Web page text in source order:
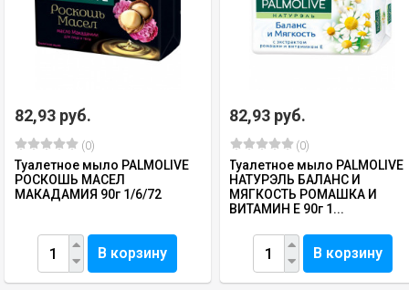
82,93 руб.
(0)
Туалетное мыло PALMOLIVE
РОСКОШЬ МАСЕЛ
МАКАДАМИЯ 90г 1/6/72
В корзину
82,93 руб.
(0)
Туалетное мыло PALMOLIVE
НАТУРЭЛЬ БАЛАНС И
МЯГКОСТЬ РОМАШКА И
ВИТАМИН Е 90г 1...
В корзину